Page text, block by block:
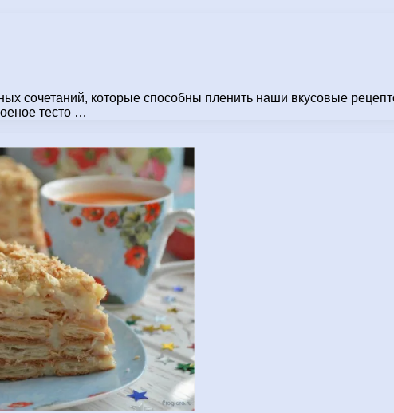
сочетаний, которые способны пленить наши вкусовые
тесто …